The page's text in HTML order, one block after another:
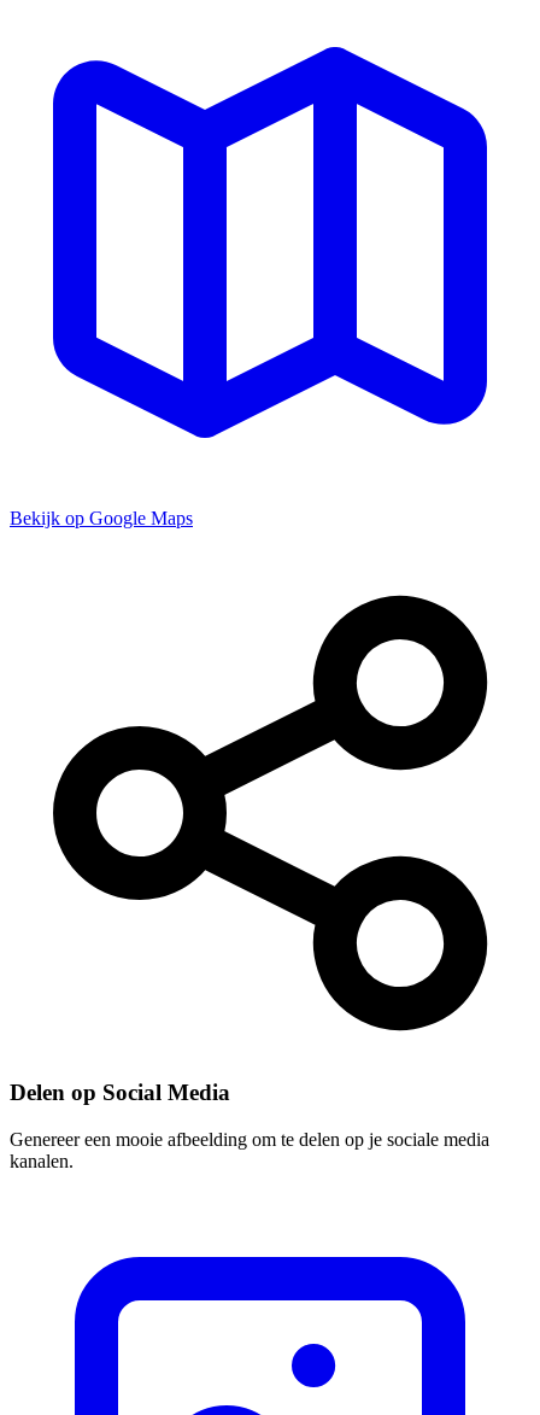
Bekijk op Google Maps
Delen op Social Media
Genereer een mooie afbeelding om te delen op je sociale media
kanalen.